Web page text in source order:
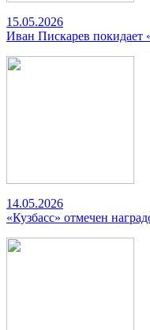
15.05.2026
Иван Пискарев покидает
14.05.2026
«Кузбасс» отмечен